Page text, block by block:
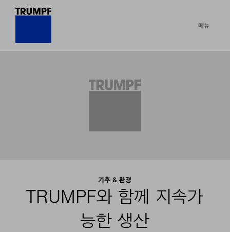
메뉴
기후 & 환경
TRUMPF와 함께 지속가
능한 생산